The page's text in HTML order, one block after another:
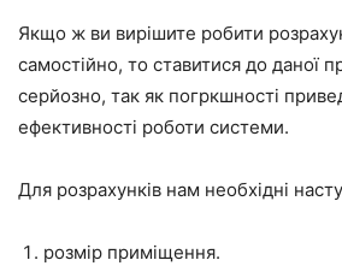
Якщо ж ви вирішите робити
самостійно, то ставитися до даної
серйозно, так як погркшності
ефективності роботи системи.
Для розрахунків нам необхідні
розмір приміщення.